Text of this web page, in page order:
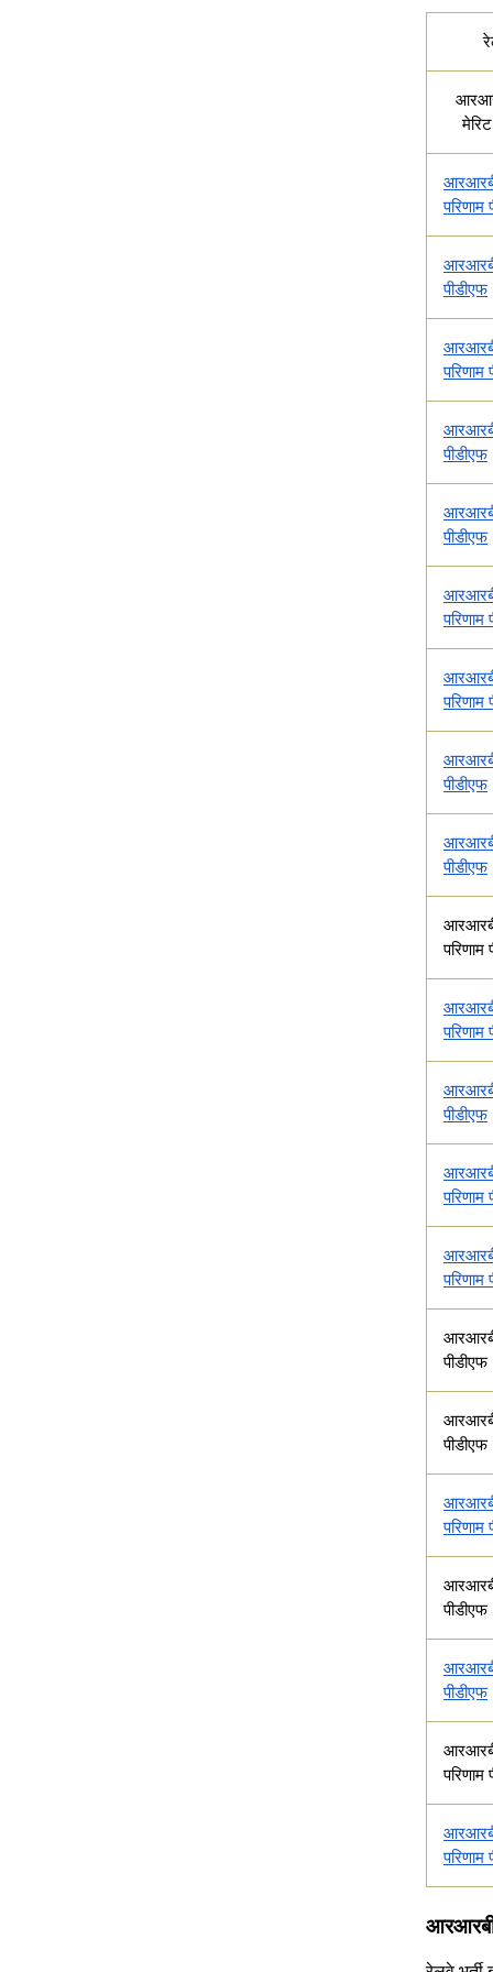
परिणाम
पीडीएफ
परिणाम
पीडीएफ
पीडीएफ
परिणाम
परिणाम
पीडीएफ
पीडीएफ
परिणाम
परिणाम
आरआरबी
पीडीएफ
परिणाम
परिणाम
पीडीएफ
पीडीएफ
परिणाम
पीडीएफ
पीडीएफ
परिणाम
परिणाम